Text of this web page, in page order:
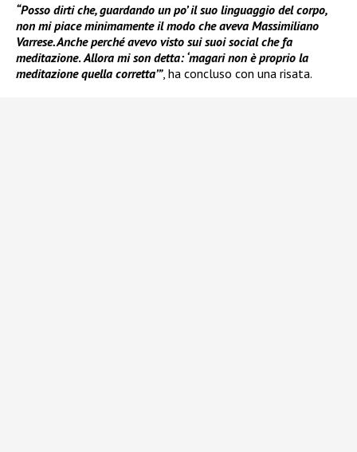
“Posso dirti che, guardando un po’ il suo linguaggio del corpo,
non mi piace minimamente il modo che aveva Massimiliano
Varrese. Anche perché avevo visto sui suoi social che fa
meditazione. Allora mi son detta: ‘magari non è proprio la
meditazione quella corretta’”, ha concluso con una risata.